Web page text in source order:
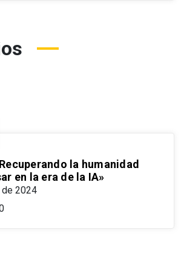
la humanidad
en la era de la IA»
2024